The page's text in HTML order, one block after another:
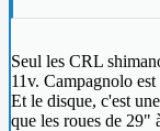
Seul les CRL
11v. Campagnolo
Et le disque, c'est
que les roues de 29"